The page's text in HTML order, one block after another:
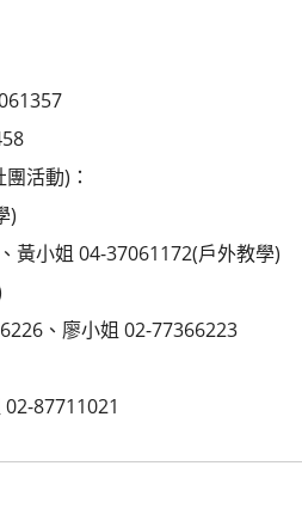
活動)：
)
黃小姐 04-37061172(戶外教學)
、廖小姐 02-77366223
87711021